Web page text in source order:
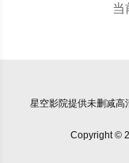
当
星空影院提供未删减高
Copyright ©